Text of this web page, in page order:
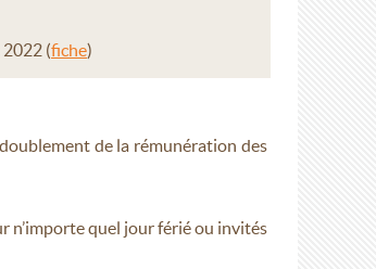
(fiche)
de la rémunération des
n’importe quel jour férié ou invités